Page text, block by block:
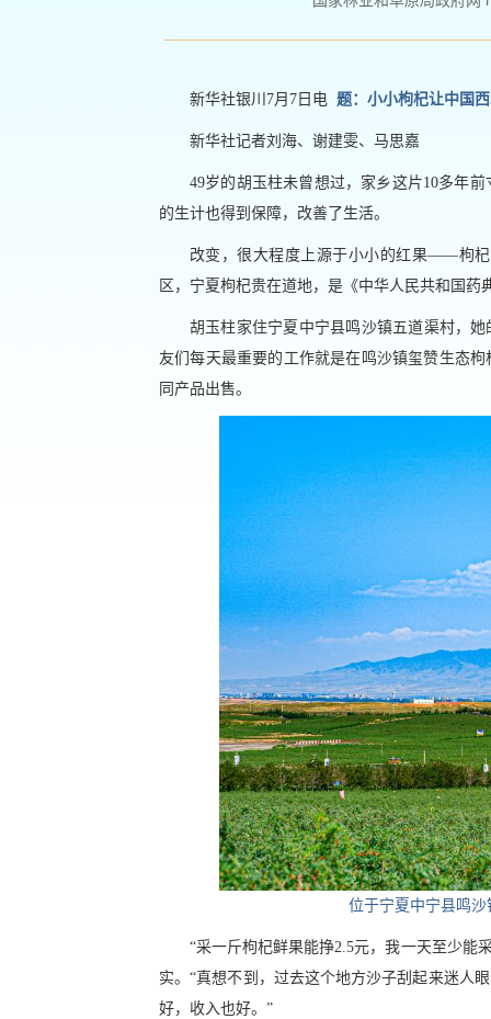
新华社银川7月7日电 题：小小枸杞让中国
新华社记者刘海、谢建雯、马思嘉
49岁的胡玉柱未曾想过，家乡这片10多年
的生计也得到保障，改善了生活。
改变，很大程度上源于小小的红果——枸杞
区，宁夏枸杞贵在道地，是《中华人民共和国药
胡玉柱家住宁夏中宁县鸣沙镇五道渠村，
友们每天最重要的工作就是在鸣沙镇玺赞生态
同产品出售。
位于宁夏中宁县鸣
“采一斤枸杞鲜果能挣2.5元，我一天至少能
实。“真想不到，过去这个地方沙子刮起来迷人
好，收入也好。”